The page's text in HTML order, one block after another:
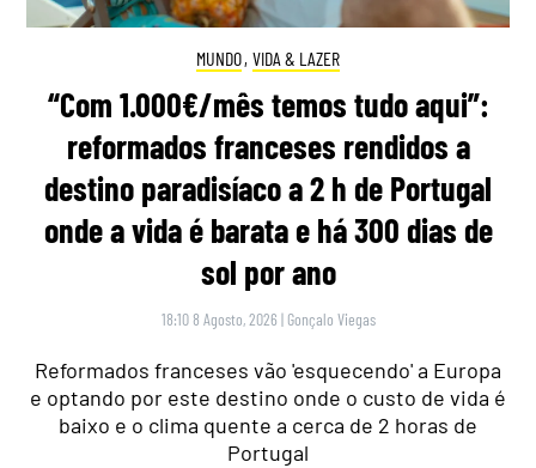
MUNDO, VIDA & LAZER
“Com 1.000€/mês temos tudo aqui”:
reformados franceses rendidos a
destino paradisíaco a 2 h de Portugal
onde a vida é barata e há 300 dias de
sol por ano
18:10 8 Agosto, 2026 | Gonçalo Viegas
Reformados franceses vão 'esquecendo' a Europa
e optando por este destino onde o custo de vida é
baixo e o clima quente a cerca de 2 horas de
Portugal